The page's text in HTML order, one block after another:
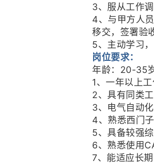
3、服从工作
4、与甲方人
移交，签署验
5、主动学习
岗位要求：
年龄：20-35
1、一年以上
2、具有同类
3、电气自动
4、熟悉西门
5、具备较强
6、熟悉使用
7、能适应长